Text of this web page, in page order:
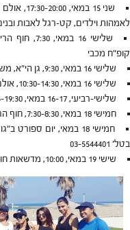
לאמהות וילדים, קט-רגל לאבות
שלישי 16
קופ"ח מכבי
שלישי 16 במאי, 9:30, גן הי"א, משחקי פאטנק בהדרכת גמלאי הפטאנק
שלישי 16 במאי, 10:30-14:30, אולם "עופר": טורניר כדורעף ע"ש רויטל כוכב
שלישי-רביעי, 16-17 במאי, 18:45-19:30, חוף הריביירה: יוגה בשקיעה
חמישי 18 במאי, 7:30-8:30, חוף הריביירה: טאי צ'י בזריחה
בטל' 03-5544401
שישי 19 במאי, 10:00, מדשאות חוף הריביירה: מסיבת זומבה עם ליאת כהן